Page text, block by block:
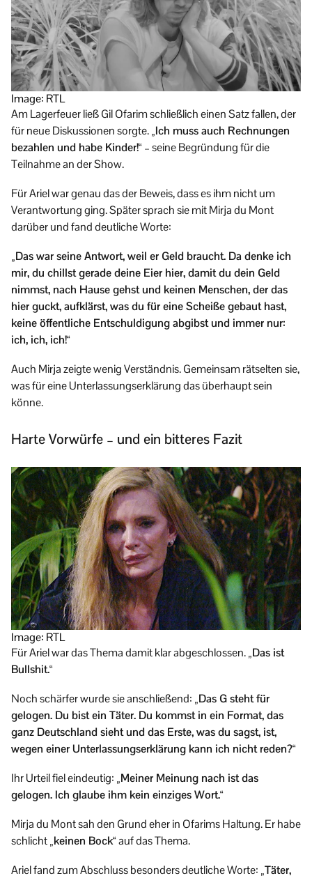
Image: RTL
Am Lagerfeuer ließ Gil Ofarim schließlich einen Satz fallen, der
für neue Diskussionen sorgte.„Ich muss auch Rechnungen
bezahlen und habe Kinder!“– seine Begründung für die
Teilnahme an der Show.
Für Ariel war genau das der Beweis, dass es ihm nicht um
Verantwortung ging. Später sprach sie mit Mirja du Mont
darüber und fand deutliche Worte:
„Das war seine Antwort, weil er Geld braucht. Da denke ich
mir, du chillst gerade deine Eier hier, damit du dein Geld
nimmst, nach Hause gehst und keinen Menschen, der das
hier guckt, aufklärst, was du für eine Scheiße gebaut hast,
keine öffentliche Entschuldigung abgibst und immer nur:
ich, ich, ich!“
Auch Mirja zeigte wenig Verständnis. Gemeinsam rätselten sie,
was für eine Unterlassungserklärung das überhaupt sein
könne.
Harte Vorwürfe – und ein bitteres Fazit
Image: RTL
Für Ariel war das Thema damit klar abgeschlossen.„Das ist
Bullshit.“
Noch schärfer wurde sie anschließend: „Das G steht für
gelogen. Du bist ein Täter. Du kommst in ein Format, das
ganz Deutschland sieht und das Erste, was du sagst, ist,
wegen einer Unterlassungserklärung kann ich nicht reden?“
Ihr Urteil fiel eindeutig: „Meiner Meinung nach ist das
gelogen. Ich glaube ihm kein einziges Wort.“
Mirja du Mont sah den Grund eher in Ofarims Haltung. Er habe
schlicht„keinen Bock“auf das Thema.
Ariel fand zum Abschluss besonders deutliche Worte: „Täter,